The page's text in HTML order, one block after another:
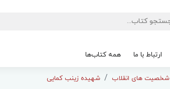
ارتباط با ما همه کتاب‌ها
شخصیت های انقلاب شهیده زینب کمایی